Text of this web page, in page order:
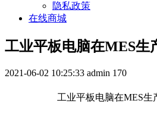
隐私政策
在线商城
工业平板电脑在MES生
2021-06-02 10:25:33 admin 170
工业平板电脑在MES生